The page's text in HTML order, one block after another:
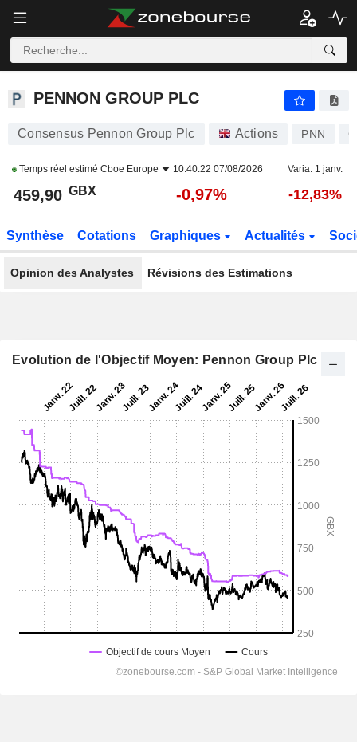
PENNON GROUP PLC
PENNON GROUP PLC
Consensus Pennon Group Plc Actions PNN
Temps réel estimé Cboe Europe 10:40:22 07/08/2026 Varia. 1 janv.
459,90 GBX -0,97% -12,83%
Synthèse Cotations Graphiques Actualités
Opinion des Analystes Révisions des Estimations
Evolution de l'Objectif Moyen: Pennon Group Plc